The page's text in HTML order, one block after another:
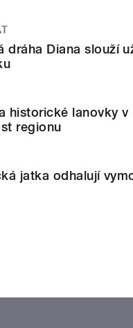
dráha Diana slouží
historické lanovky
regionu
jatka odhalují